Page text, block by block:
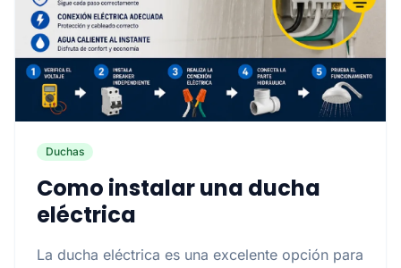
Duchas
Como instalar una ducha
eléctrica
La ducha eléctrica es una excelente opción para